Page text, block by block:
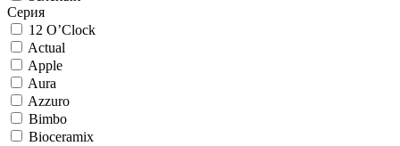
Серия
12 O’Clock
Actual
Apple
Aura
Azzuro
Bimbo
Bioceramix